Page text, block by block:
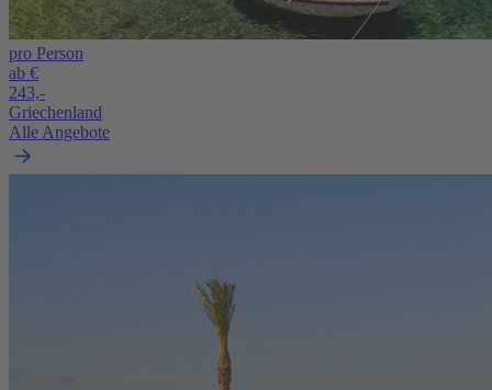
pro Person
ab €
243,-
Griechenland
Alle Angebote